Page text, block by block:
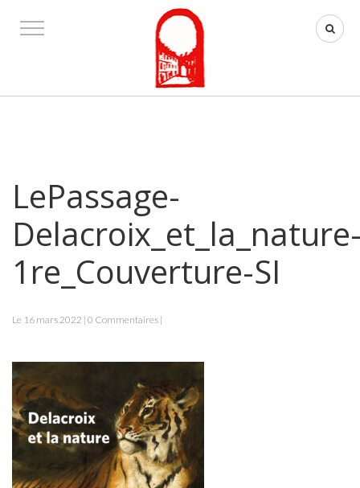
LePassage-
1re_Couverture-SI
Le 16 mars 2022 | 0 Commentaires |